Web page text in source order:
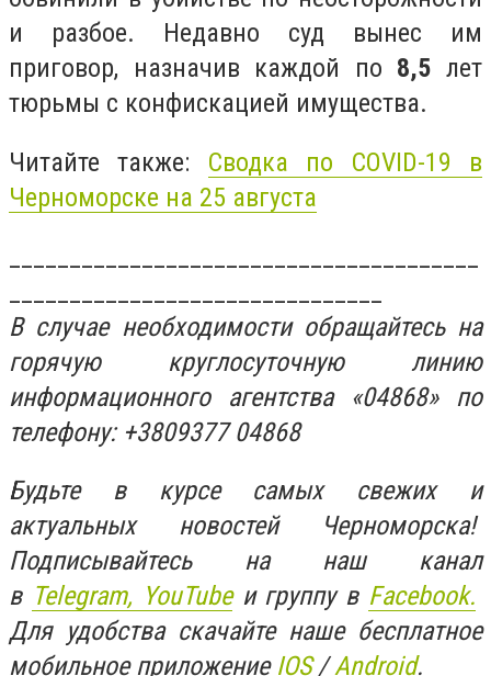
и разбое. Недавно суд вынес им
приговор, назначив каждой по 8,5 лет
тюрьмы с конфискацией имущества.
Читайте также: Сводка по COVID-19 в
Черноморске на 25 августа
В случае необходимости обращайтесь на
горячую круглосуточную линию
информационного агентства «04868» по
телефону: +3809377 04868
Будьте в курсе самых свежих и
актуальных новостей Черноморска!
Подписывайтесь на наш канал
в Telegram, YouTubeи группу в Facebook.
Для удобства скачайте наше бесплатное
мобильное приложение IOS/Android.